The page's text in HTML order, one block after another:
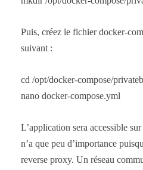
Puis, créez le fichier docker-
suivant :
cd /opt/docker-compose/
nano docker-compose.yml
L’application sera accessible
n’a que peu d’importance
reverse proxy. Un réseau